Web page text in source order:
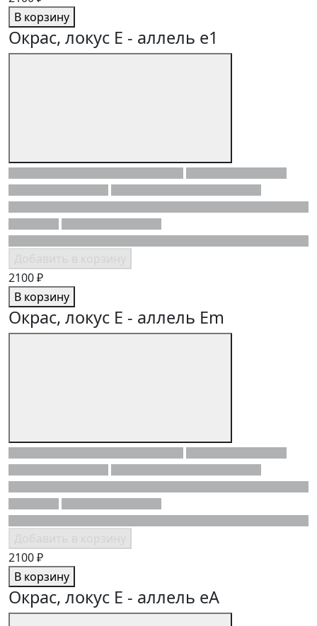
В корзину
Окрас, локус E - аллель e1
2100 ₽
В корзину
Окрас, локус E - аллель Em
2100 ₽
В корзину
Окрас, локус E - аллель eA